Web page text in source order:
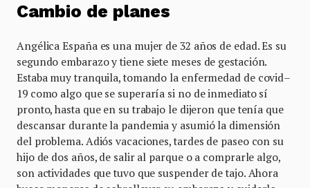
Cambio de planes
Angélica España es una mujer de 32 años de edad. Es su
segundo embarazo y tiene siete meses de gestación.
Estaba muy tranquila, tomando la enfermedad de covid–
19 como algo que se superaría si no de inmediato sí
pronto, hasta que en su trabajo le dijeron que tenía que
descansar durante la pandemia y asumió la dimensión
del problema. Adiós vacaciones, tardes de paseo con su
hijo de dos años, de salir al parque o a comprarle algo,
son actividades que tuvo que suspender de tajo. Ahora